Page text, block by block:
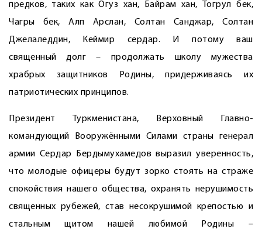
предков, таких как Огуз хан, Байрам хан, Тогрул бек,
Чагры бек, Алп Арслан, Солтан Санджар, Солтан
Джелаледдин, Кеймир сердар. И потому ваш
священный долг – продолжать школу мужества
храбрых защитников Родины, придерживаясь их
патриотических принципов.
Президент Туркменистана, Верховный Главно­
командующий Вооружёнными Силами страны генерал
армии Сердар Бердымухамедов выразил уверенность,
что молодые офицеры будут зорко стоять на страже
спокойствия нашего общества, охранять нерушимость
священных рубежей, став несокрушимой крепостью и
стальным щитом нашей любимой Родины –